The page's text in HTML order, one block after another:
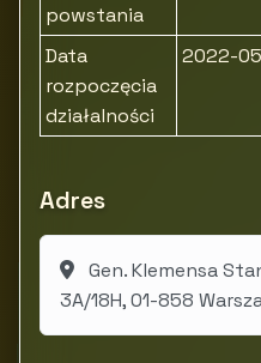
powstania
Data
rozpoczęcia
działalności
2022-
Adres
Gen. Klemensa
3A/18H, 01-858